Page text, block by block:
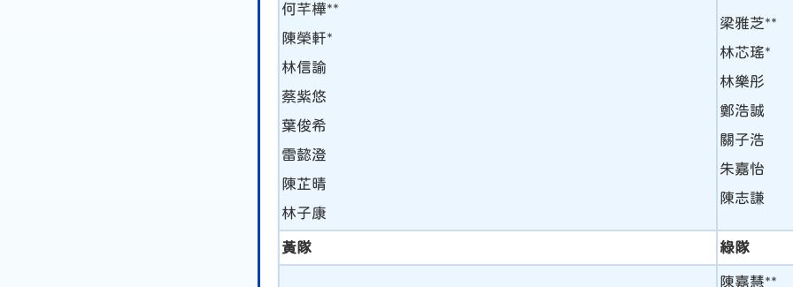
何芊樺**
陳榮軒*
林信諭
蔡紫悠
葉俊希
雷懿澄
陳芷晴
林子康
梁雅芝**
林芯瑤*
林樂彤
鄭浩誠
關子浩
朱嘉怡
陳志謙
黃隊 綠隊
陳嘉慧**